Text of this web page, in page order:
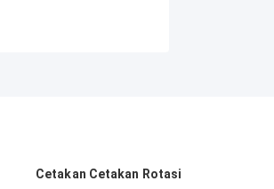
Cetakan Cetakan Rotasi